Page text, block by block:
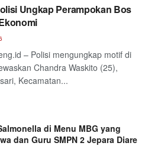
Ungkap Perampokan Bos
– Polisi mengungkap motif di
Chandra Waskito (25),
Kecamatan...
di Menu MBG yang
dan Guru SMPN 2 Jepara Diare